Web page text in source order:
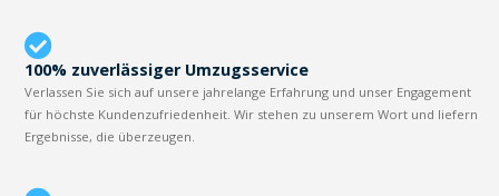
100% zuverlässiger Umzugsservice
Verlassen Sie sich auf unsere jahrelange Erfahrung und unser Engagement
für höchste Kundenzufriedenheit. Wir stehen zu unserem Wort und liefern
Ergebnisse, die überzeugen.